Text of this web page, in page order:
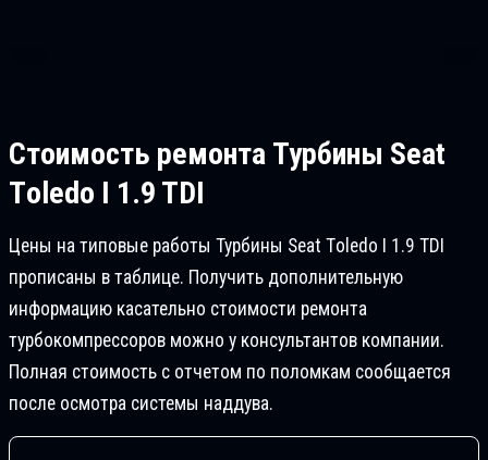
Стоимость ремонта Турбины Seat
Tоledo I 1.9 TDI
Цены на типовые работы Турбины Seat Tоledo I 1.9 TDI
прописаны в таблице. Получить дополнительную
информацию касательно стоимости ремонта
турбокомпрессоров можно у консультантов компании.
Полная стоимость с отчетом по поломкам сообщается
после осмотра системы наддува.